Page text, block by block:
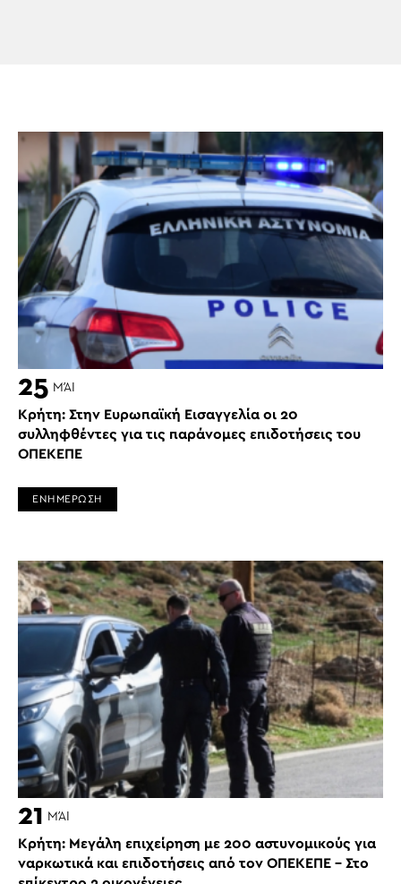
25 ΜΆΙ
Κρήτη: Στην Ευρωπαϊκή Εισαγγελία οι 20
συλληφθέντες για τις παράνομες επιδοτήσεις του
ΟΠΕΚΕΠΕ
ΕΝΗΜΕΡΩΣΗ
21 ΜΆΙ
Κρήτη: Μεγάλη επιχείρηση με 200 αστυνομικούς για
ναρκωτικά και επιδοτήσεις από τον ΟΠΕΚΕΠΕ – Στο